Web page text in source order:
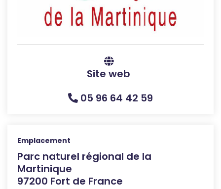
Site web
05 96 64 42 59
Emplacement
Parc naturel régional de la
Martinique
97200 Fort de France